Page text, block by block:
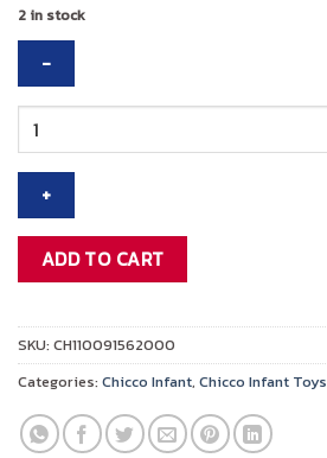
2 in stock
CHICCO
FIRST
DREAMS
GOOD
NIGHT
BEAR
BLUE
ADD TO CART
SKU: CH110091562000
Categories: Chicco Infant, Chicco Infant Toys